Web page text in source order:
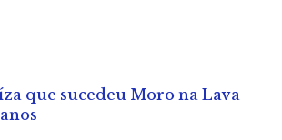
que sucedeu Moro na Lava